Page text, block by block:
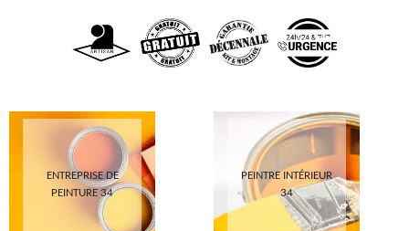
ENTREPRISE DE
PEINTURE 34
PEINTRE INTÉRIEUR
34